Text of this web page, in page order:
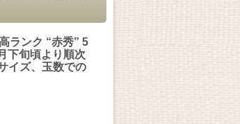
ランク “赤秀” 5
下旬頃より順次
イズ、玉数での